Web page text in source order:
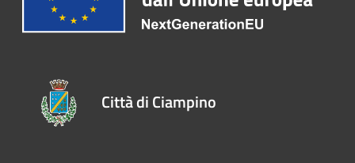
Città di Ciampino